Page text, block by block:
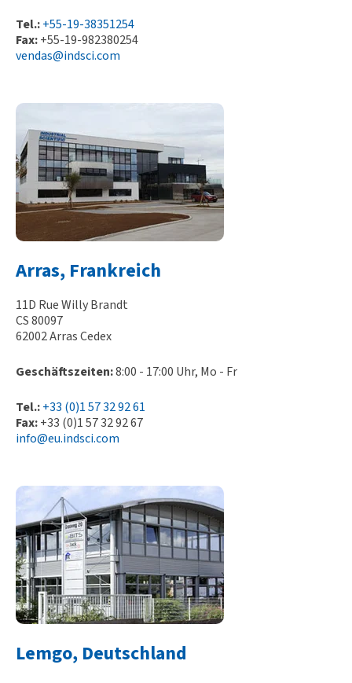
Tel.:+55-19-38351254
Fax:+55-19-982380254
vendas@indsci.com
Arras, Frankreich
11D Rue Willy Brandt
CS 80097
62002 Arras Cedex
Geschäftszeiten:8:00 - 17:00 Uhr, Mo - Fr
Tel.:+33 (0)1 57 32 92 61
Fax:+33 (0)1 57 32 92 67
info@eu.indsci.com
Lemgo, Deutschland